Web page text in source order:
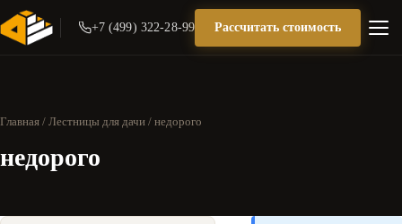
+7 (499) 322-28-99 Рассчитать стоимость
Главная / Лестницы для дачи / недорого
недорого